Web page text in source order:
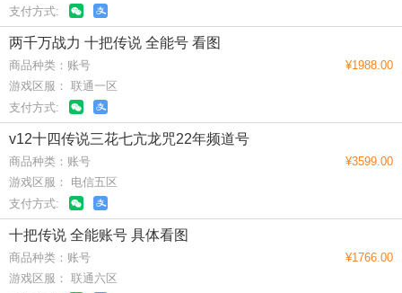
支付方式:
两千万战力 十把传说 全能号 看图
商品种类：账号
游戏区服： 联通一区
支付方式:
¥1988.00
v12十四传说三花七亢龙咒22年频道号
商品种类：账号
游戏区服： 电信五区
支付方式:
¥3599.00
十把传说 全能账号 具体看图
商品种类：账号
游戏区服： 联通六区
¥1766.00